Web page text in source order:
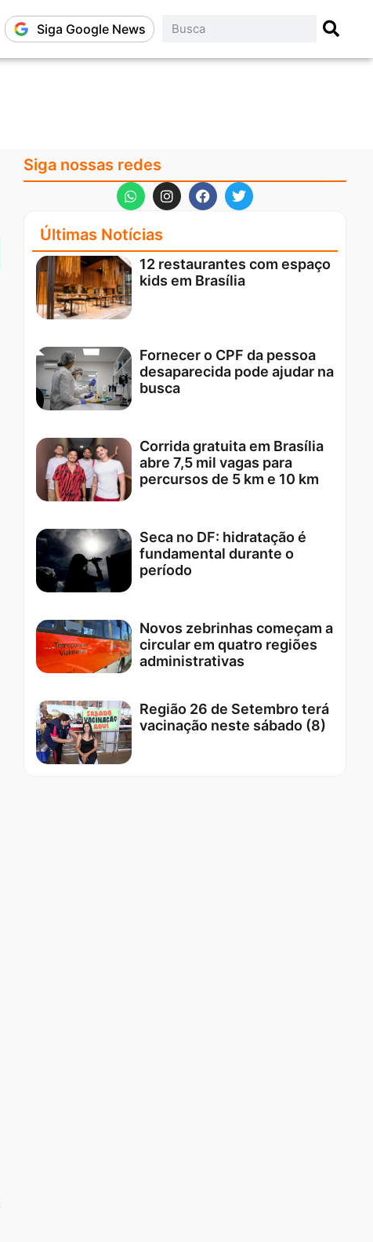
Siga Google News
Siga nossas redes
Últimas Notícias
12 restaurantes com espaço
kids em Brasília
Fornecer o CPF da pessoa
desaparecida pode ajudar na
busca
Corrida gratuita em Brasília
abre 7,5 mil vagas para
percursos de 5 km e 10 km
Seca no DF: hidratação é
fundamental durante o
período
Novos zebrinhas começam a
circular em quatro regiões
administrativas
Região 26 de Setembro terá
vacinação neste sábado (8)